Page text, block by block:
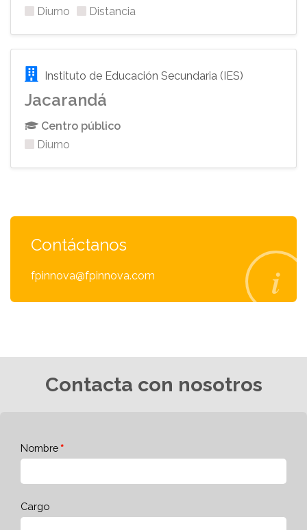
Diurno
Distancia
Instituto de Educación Secundaria (IES)
Jacarandá
Centro público
Diurno
Contáctanos
fpinnova@fpinnova.com
Contacta con nosotros
Nombre
Cargo